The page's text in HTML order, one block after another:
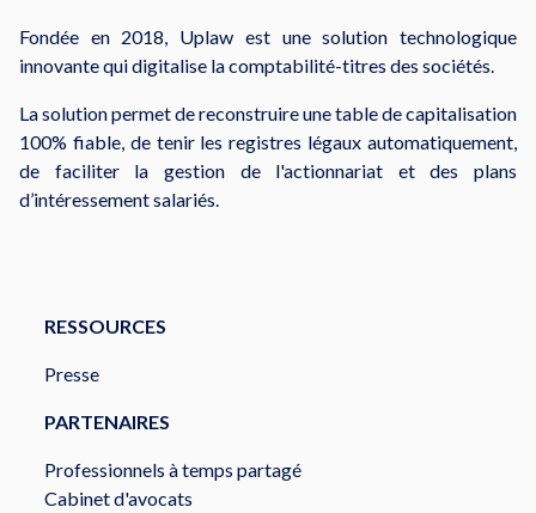
Fondée en 2018, Uplaw est une solution technologique
innovante qui digitalise la comptabilité-titres des sociétés.
La solution permet de reconstruire une table de capitalisation
100% fiable, de tenir les registres légaux automatiquement,
de faciliter la gestion de l'actionnariat et des plans
d’intéressement salariés.
RESSOURCES
Presse
PARTENAIRES
Professionnels à temps partagé
Cabinet d'avocats